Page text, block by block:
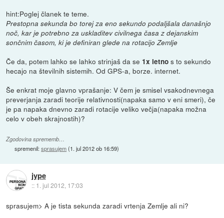
hint:Poglej članek te teme.
Prestopna sekunda bo torej za eno sekundo podaljšala današnjo
noč, kar je potrebno za uskladitev civilnega časa z dejanskim
sončnim časom, ki je definiran glede na rotacijo Zemlje
Če da, potem lahko se lahko strinjaš da se 1x letno s to sekundo
hecajo na številnih sistemih. Od GPS-a, borze. internet.
Še enkrat moje glavno vprašanje: V čem je smisel vsakodnevnega
preverjanja zaradi teorije relativnosti(napaka samo v eni smeri), če
je pa napaka dnevno zaradi rotacije veliko večja(napaka možna
celo v obeh skrajnostih)?
Zgodovina sprememb…
spremenil:sprasujem(1. jul 2012 ob 16:59)
jype
:: 1. jul 2012, 17:03
sprasujem> A je tista sekunda zaradi vrtenja Zemlje ali ni?